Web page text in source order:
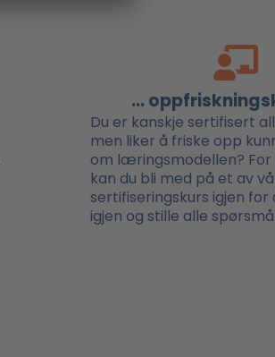
...
Du er kanskje sertifisert
men liker å friske opp
om læringsmodellen?
kan du bli med på et av
sertifiseringskurs igjen
igjen og stille alle